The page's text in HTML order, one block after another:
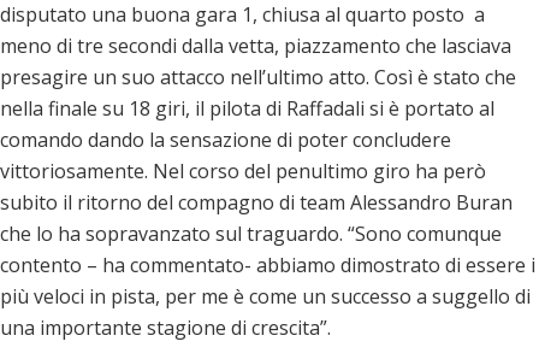
disputato una buona gara 1, chiusa al quarto posto a
meno di tre secondi dalla vetta, piazzamento che lasciava
presagire un suo attacco nell’ultimo atto. Così è stato che
nella finale su 18 giri, il pilota di Raffadali si è portato al
comando dando la sensazione di poter concludere
vittoriosamente. Nel corso del penultimo giro ha però
subito il ritorno del compagno di team Alessandro Buran
che lo ha sopravanzato sul traguardo. “Sono comunque
contento – ha commentato- abbiamo dimostrato di essere i
più veloci in pista, per me è come un successo a suggello di
una importante stagione di crescita”.